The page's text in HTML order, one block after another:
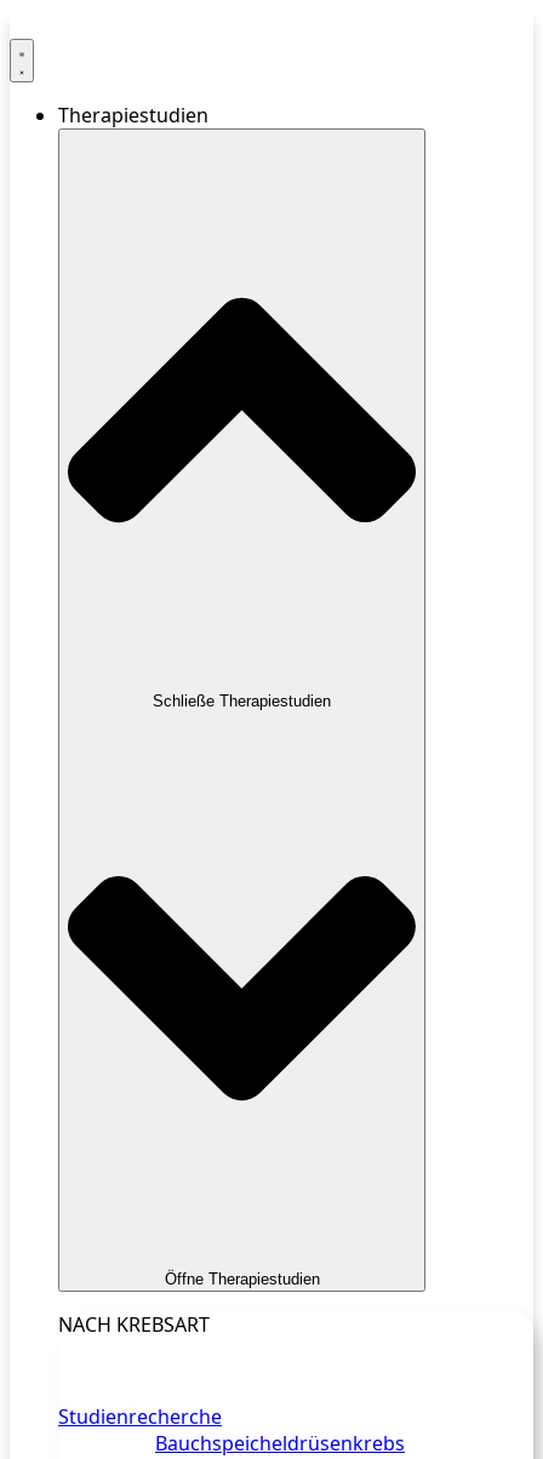
Therapiestudien
Schließe Therapiestudien
Öffne Therapiestudien
NACH KREBSART
Studienrecherche
Bauchspeicheldrüsenkrebs